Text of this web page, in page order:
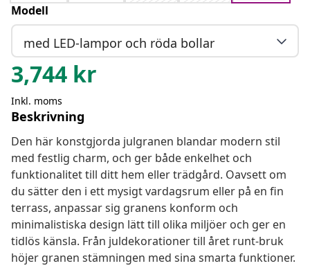
Modell
med LED-lampor och röda bollar
3,744 kr
Inkl. moms
Beskrivning
Den här konstgjorda julgranen blandar modern stil
med festlig charm, och ger både enkelhet och
funktionalitet till ditt hem eller trädgård. Oavsett om
du sätter den i ett mysigt vardagsrum eller på en fin
terrass, anpassar sig granens konform och
minimalistiska design lätt till olika miljöer och ger en
tidlös känsla. Från juldekorationer till året runt-bruk
höjer granen stämningen med sina smarta funktioner.